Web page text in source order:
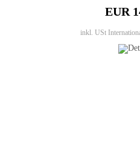
EUR
inkl. USt